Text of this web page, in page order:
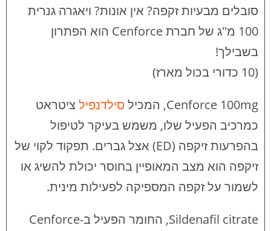
סובלים מבעיות זקפה? אין אונות? ויאגרה גנרית
100 מ"ג של חברת Cenforce הוא הפתרון
בשבילך!
(10 כדורי בכול מארז)
Cenforce 100mg, המכיל
סילדנפיל ציטראט
כמרכיב הפעיל שלו, משמש בעיקר לטיפול
בהפרעות זיקפה (ED) אצל גברים. תפקוד לקוי של
זיקפה הוא מצב המאופיין בחוסר יכולת להשיג או
לשמור על זקפה המספיקה לפעילות מינית.
Sildenafil citrate, החומר הפעיל ב-Cenforce